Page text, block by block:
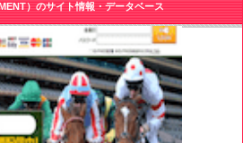
）のサイト情報・データベース